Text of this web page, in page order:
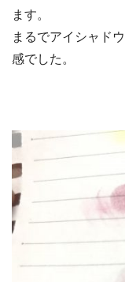
ます。
まるでアイシャド
感でした。